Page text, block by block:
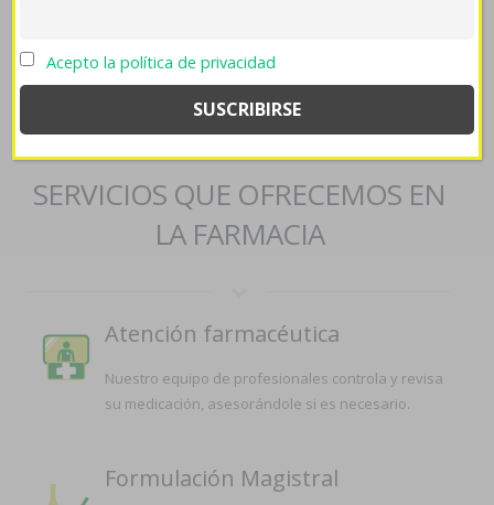
billigaste lasix diural furix furoscand impugan 20mg 40mg piller
Leer artículo->Axiago emanera nexium zolrida pago por
SERVICIOS QUE OFRECEMOS EN
LA FARMACIA
Atención farmacéutica
Nuestro equipo de profesionales controla y revisa
su medicación, asesorándole si es necesario.
Formulación Magistral
Acepto la política de privacidad